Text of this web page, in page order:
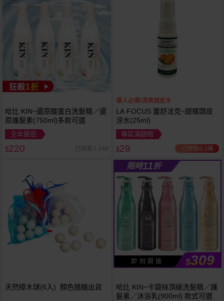
狂殺1折
哈比 KIN~還原酸蛋白洗髮精／還
原護髮素(750ml)多款可選
全年最低
$220 已銷售7,448
懶人必備!清爽頭皮水
LA FOCUS 蕾舒法克~甜橘頭皮
涼水(25ml)
專區滿額贈
$29 已銷售6.3萬
天然樟木球(6入) 顏色隨機出貨
限時11折
即 刻 開 搶 $309
哈比 KIN~卡碧絲頂級洗髮精／護
髮素／沐浴乳(900ml) 款式可選